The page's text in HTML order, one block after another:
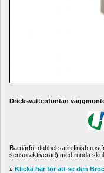
Dricksvattenfontän
Barriärfri, dubbel satin finish
sensoraktiverad) med runda
» Klicka här för att se den